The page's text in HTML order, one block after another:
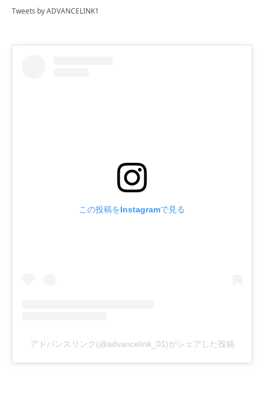
Tweets by ADVANCELINK1
この投稿をInstagramで見る
アドバンスリンク(@advancelink_01)がシェアした投稿